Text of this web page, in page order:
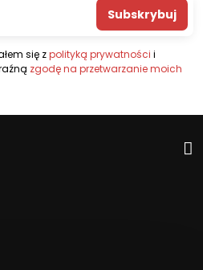
Subskrybuj
się zpolityką prywatności i
zgodę na przetwarzanie moich